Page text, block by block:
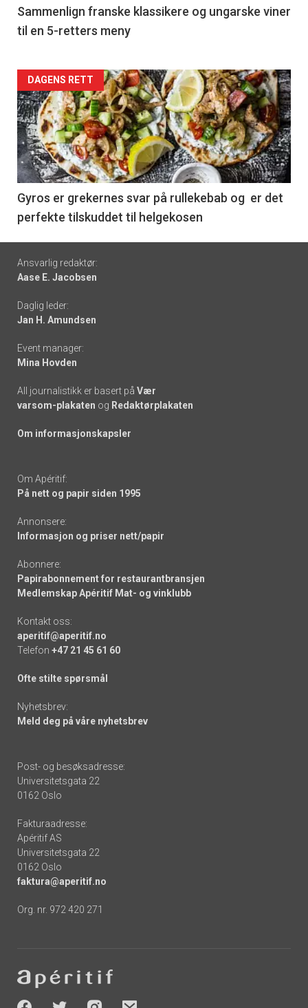
5
Sammenlign franske klassikere og ungarske viner
til en 5-retters meny
Forsiden
akkurat
nå
-
6
DAGENS RETT
Gyros er grekernes svar på rullekebab og er det
perfekte tilskuddet til helgekosen
Footer
-
links
Ansvarlig redaktør:
Aase E. Jacobsen
Daglig leder:
Jan H. Amundsen
Event manager:
Mina Hovden
All journalistikk er basert på Vær
varsom-plakaten og Redaktørplakaten
Om informasjonskapsler
Om Apéritif:
På nett og papir siden 1995
Annonsere:
Informasjon og priser nett/papir
Abonnere:
Papirabonnement for restaurantbransjen
Medlemskap Apéritif Mat- og vinklubb
Kontakt oss:
aperitif@aperitif.no
Telefon +47 21 45 61 60
Ofte stilte spørsmål
Nyhetsbrev:
Meld deg på våre nyhetsbrev
Post- og besøksadresse:
Universitetsgata 22
0162 Oslo
Fakturaadresse:
Apéritif AS
Universitetsgata 22
0162 Oslo
faktura@aperitif.no
Org. nr. 972 420 271
-